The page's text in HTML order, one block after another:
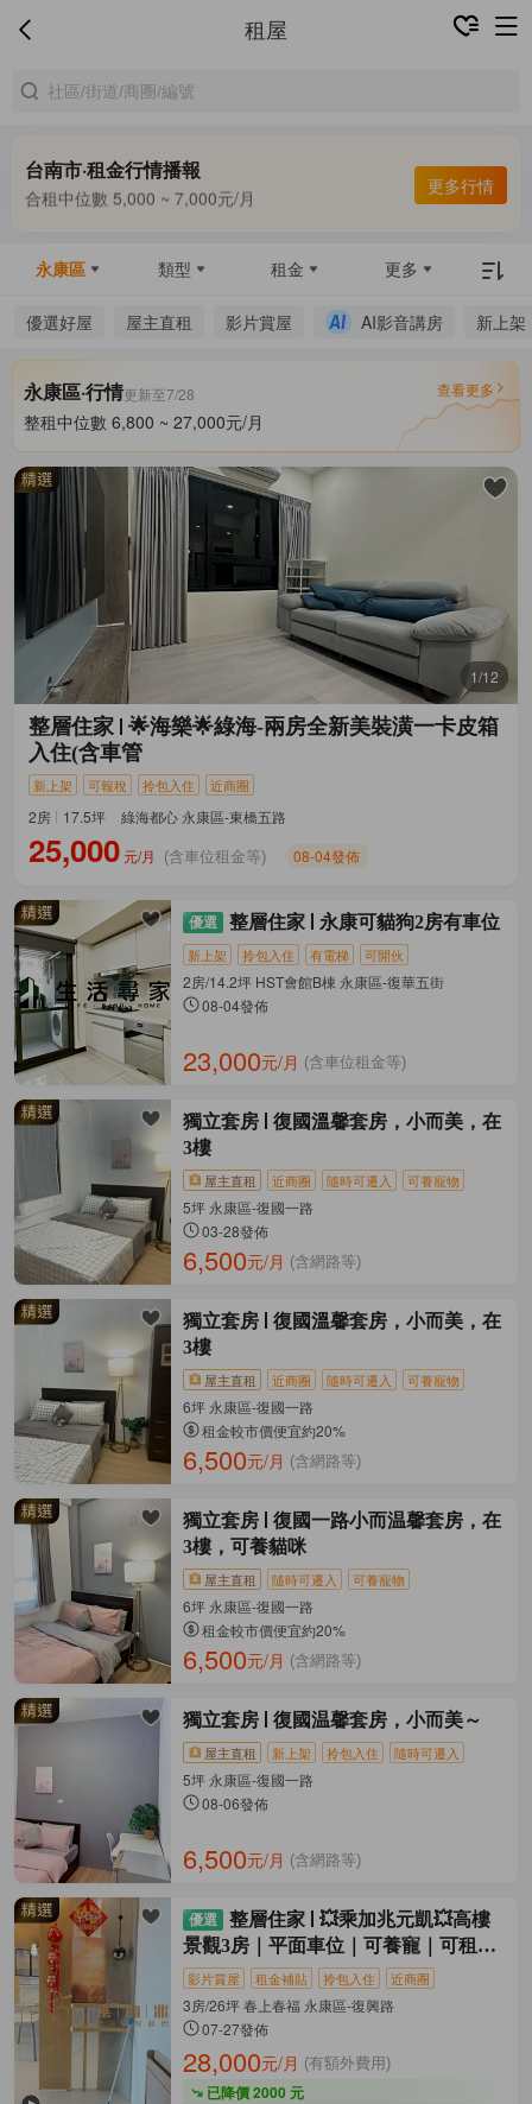
租屋
台南市·租金行情播報
合租中位數 5,000 ~ 7,000元/月
整租中位數 7,500 ~ 28,000元/月
更多行情
永康區 類型 租金 更多
優選好屋 屋主直租 影片賞屋 AI影音講房 新上架
永康區·行情更新至7/28 查看更多
整租中位數 6,800 ~ 27,000元/月
1/12
整層住家 🌟海樂🌟綠海-兩房全新美裝潢一卡皮箱
入住(含車管
新上架 可報稅 拎包入住 近商圈
2房 17.5坪 綠海都心 永康區-東橋五路
25,000 元/月 (含車位租金等) 08-04發佈
整層住家 永康可貓狗2房有車位
新上架 拎包入住 有電梯 可開伙
2房/14.2坪 HST會館B棟 永康區-復華五街
08-04發佈
23,000元/月 (含車位租金等)
獨立套房
復國溫馨套房，小而美，在
3樓
屋主直租 近商圈 隨時可遷入 可養寵物
5坪 永康區-復國一路
03-28發佈
6,500元/月 (含網路等)
獨立套房
復國溫馨套房，小而美，在
3樓
屋主直租 近商圈 隨時可遷入 可養寵物
6坪 永康區-復國一路
租金較市價便宜約20%
6,500元/月 (含網路等)
獨立套房
復國一路小而温馨套房，在
3樓，可養貓咪
屋主直租 隨時可遷入 可養寵物
6坪 永康區-復國一路
租金較市價便宜約20%
6,500元/月 (含網路等)
獨立套房 復國温馨套房，小而美～
屋主直租 新上架 拎包入住 隨時可遷入
5坪 永康區-復國一路
08-06發佈
6,500元/月 (含網路等)
整層住家
💥乘加兆元凱💥高樓
景觀3房｜平面車位｜可養寵｜可租補
｜
影片賞屋 租金補貼 拎包入住 近商圈
3房/26坪 春上春福 永康區-復興路
07-27發佈
28,000元/月 (有額外費用)
已降價 2000 元